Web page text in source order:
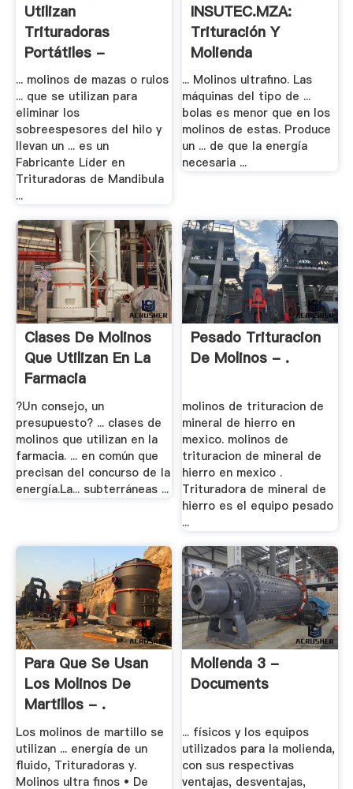
Utilizan
Trituradoras
Portátiles -
Molinoschina
... molinos de mazas o rulos
... que se utilizan para
eliminar los
sobreespesores del hilo y
llevan un ... es un
Fabricante Líder en
Trituradoras de Mandibula
...
INSUTEC.MZA:
Trituración Y
Molienda
... Molinos ultrafino. Las
máquinas del tipo de ...
bolas es menor que en los
molinos de estas. Produce
un ... de que la energía
necesaria ...
Clases De Molinos
Que Utilizan En La
Farmacia
?Un consejo, un
presupuesto? ... clases de
molinos que utilizan en la
farmacia. ... en común que
precisan del concurso de la
energía.La... subterráneas ...
Pesado Trituracion
De Molinos - .
molinos de trituracion de
mineral de hierro en
mexico. molinos de
trituracion de mineral de
hierro en mexico .
Trituradora de mineral de
hierro es el equipo pesado
...
Para Que Se Usan
Los Molinos De
Martillos - .
Los molinos de martillo se
utilizan ... energía de un
fluido, Trituradoras y.
Molinos ultra finos • De
Molienda 3 -
Documents
... físicos y los equipos
utilizados para la molienda,
con sus respectivas
ventajas, desventajas,